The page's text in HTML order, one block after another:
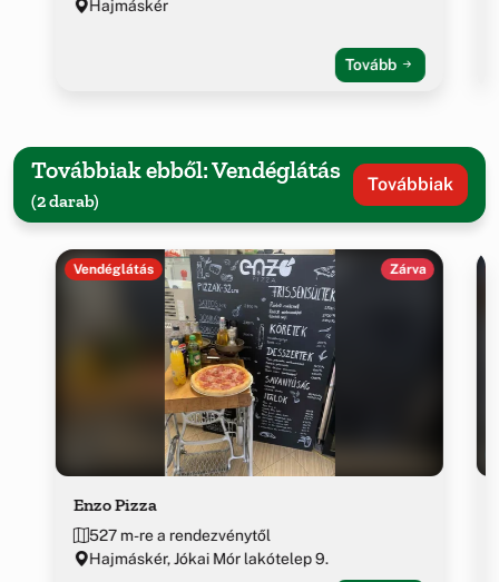
Hajmáskér
Tovább
Továbbiak ebből: Vendéglátás
(2 darab)
Továbbiak
Vendéglátás Zárva
Enzo Pizza
527 m-re a rendezvénytől
Hajmáskér, Jókai Mór lakótelep 9.